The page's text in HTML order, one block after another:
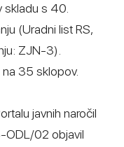
skladu s 40.
(Uradni list RS,
ZJN-3).
35 sklopov.
javnih naročil
02 objavil